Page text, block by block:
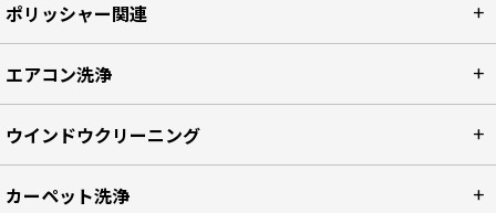
ポリッシャー関連
エアコン洗浄
ウインドウクリーニング
カーペット洗浄